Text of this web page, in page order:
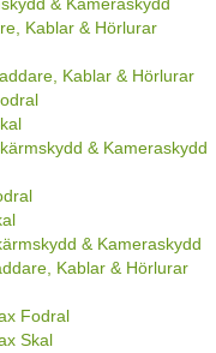
& Kameraskydd
Kablar & Hörlurar
Kablar & Hörlurar
& Kameraskydd
& Kameraskydd
Kablar & Hörlurar
Fodral
Skal